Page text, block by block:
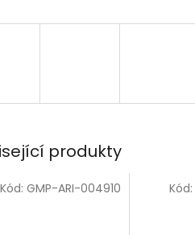
produkty
Kód: GMP-ARI-004910 Kód: